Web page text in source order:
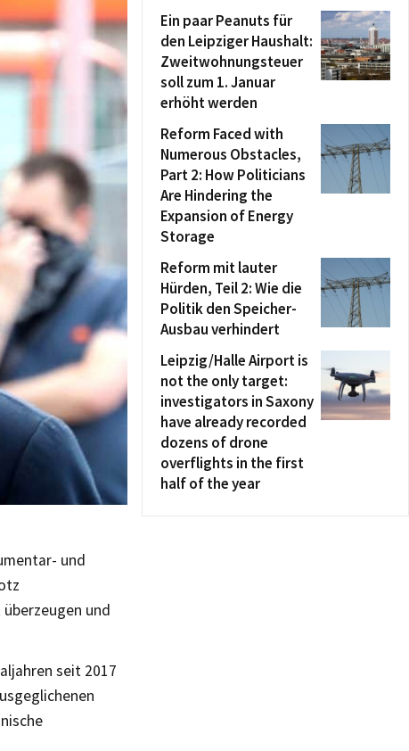
und
und
seit 2017
Ein paar Peanuts für
den Leipziger Haushalt:
Zweitwohnungsteuer
soll zum 1. Januar
erhöht werden
Reform Faced with
Numerous Obstacles,
Part 2: How Politicians
Are Hindering the
Expansion of Energy
Storage
Reform mit lauter
Hürden, Teil 2: Wie die
Politik den Speicher-
Ausbau verhindert
Leipzig/Halle Airport is
not the only target:
investigators in Saxony
have already recorded
dozens of drone
overflights in the first
half of the year